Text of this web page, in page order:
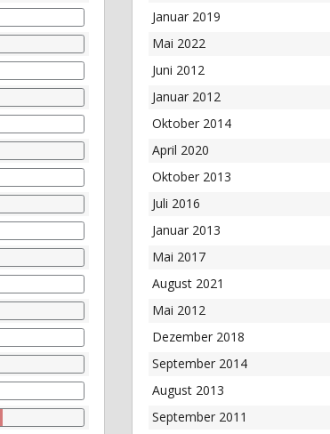
Januar 2019
Mai 2022
Juni 2012
Januar 2012
Oktober 2014
April 2020
Oktober 2013
Juli 2016
Januar 2013
Mai 2017
August 2021
Mai 2012
Dezember 2018
September 2014
August 2013
September 2011